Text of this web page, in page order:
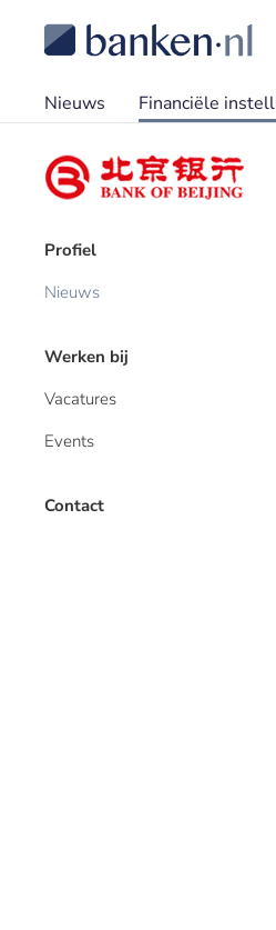
Nieuws Financiële
Profiel
Nieuws
Werken bij
Vacatures
Events
Contact